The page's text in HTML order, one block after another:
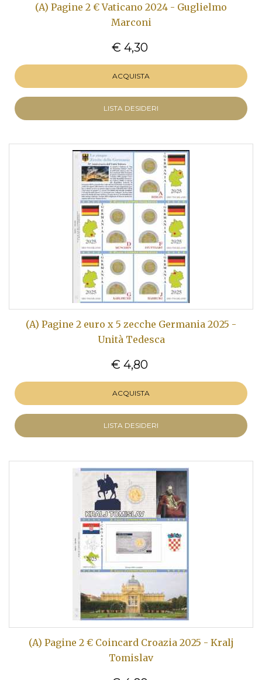
(A) Pagine 2 € Vaticano 2024 - Guglielmo
Marconi
€ 4,30
ACQUISTA
LISTA DESIDERI
(A) Pagine 2 euro x 5 zecche Germania 2025 -
Unità Tedesca
€ 4,80
ACQUISTA
LISTA DESIDERI
(A) Pagine 2 € Coincard Croazia 2025 - Kralj
Tomislav